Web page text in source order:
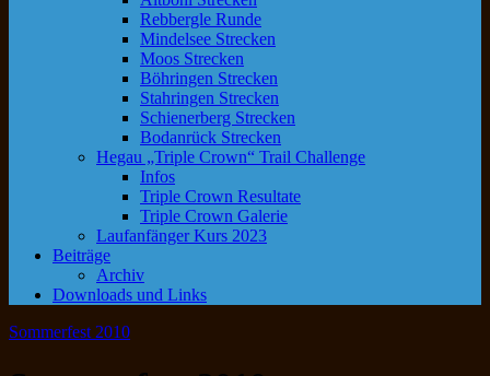
Rebbergle Runde
Mindelsee Strecken
Moos Strecken
Böhringen Strecken
Stahringen Strecken
Schienerberg Strecken
Bodanrück Strecken
Hegau „Triple Crown“ Trail Challenge
Infos
Triple Crown Resultate
Triple Crown Galerie
Laufanfänger Kurs 2023
Beiträge
Archiv
Downloads und Links
Sommerfest 2010